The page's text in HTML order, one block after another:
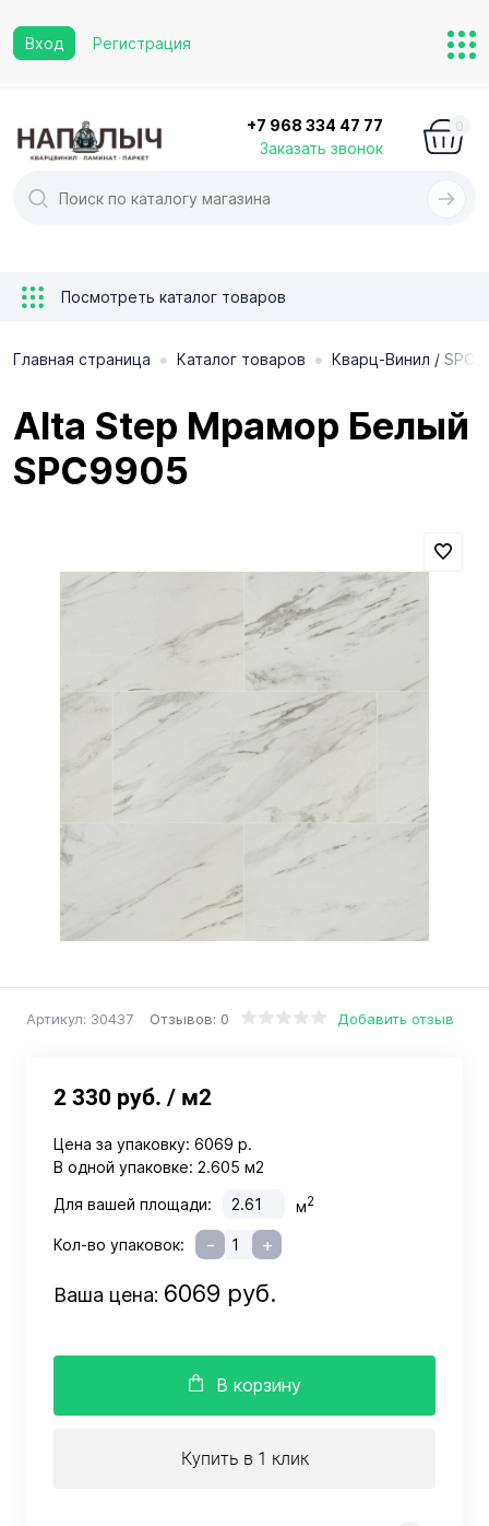
Вход Регистрация
+7 968 334 47 77
Заказать звонок
0
Посмотреть каталог товаров
Главная страница • Каталог товаров • Кварц-Винил / SPC
Alta Step Мрамор Белый
SPC9905
Отзывов: 0 Добавить отзыв
Артикул: 30437
2 330 руб. / м2
Цена за упаковку: 6069 р.
В одной упаковке: 2.605 м2
Для вашей площади:
м2
Кол-во упаковок: - +
Ваша цена: 6069 руб.
В корзину
Купить в 1 клик